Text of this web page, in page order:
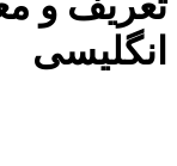
انگلیسی